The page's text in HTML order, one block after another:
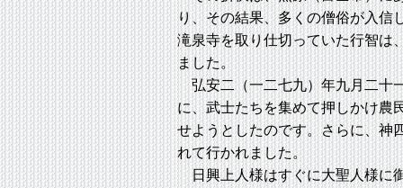
り、その結果、多くの僧俗が入信
滝泉寺を取り仕切っていた行智は
ました。
弘安二（一二七九）年九月二十
に、武士たちを集めて押しかけ農
せようとしたのです。さらに、神
れて行かれました。
日興上人様はすぐに大聖人様に